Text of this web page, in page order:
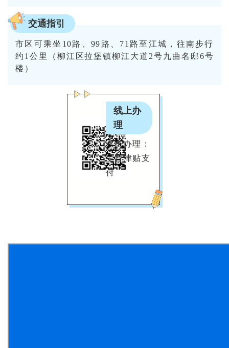
交通指引
市区可乘坐10路、99路、71路至江城，往南步行
约1公里（柳江区拉堡镇柳江大道2号九曲名邸6号
楼）
线上办
理
点击办理：
生育津贴支
付